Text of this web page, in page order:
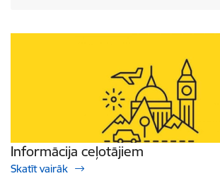
Informācija ceļotājiem
Skatīt vairāk